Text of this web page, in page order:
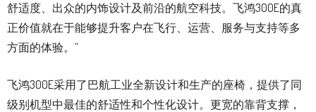
舒适度、出众的内饰设计及前沿的航空科技。飞鸿300E的真
正价值就在于能够提升客户在飞行、运营、服务与支持等多
方面的体验。”
飞鸿300E采用了巴航工业全新设计和生产的座椅，提供了同
级别机型中最佳的舒适性和个性化设计。更宽的靠背支撑，